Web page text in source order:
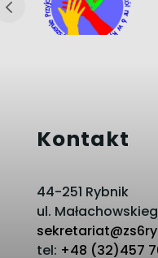
Kontakt
44-251 Rybnik
ul.
tel: +48 (32)457